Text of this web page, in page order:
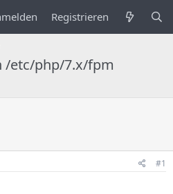
Registrieren
/etc/php/7.x/fpm
#1